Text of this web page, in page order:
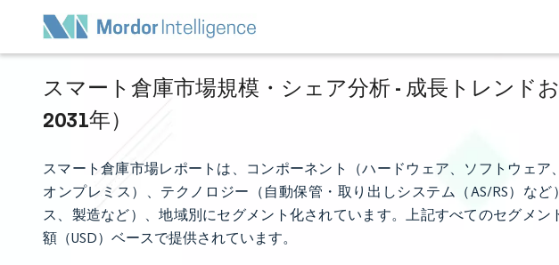
スマート倉庫市場規模・シェア分析 - 成長トレンド
2031年）
スマート倉庫市場レポートは、コンポーネント（ハードウェア、ソフトウェア
オンプレミス）、テクノロジー（自動保管・取り出しシステム（AS/RS）な
ス、製造など）、地域別にセグメント化されています。上記すべてのセグメ
額（USD）ベースで提供されています。